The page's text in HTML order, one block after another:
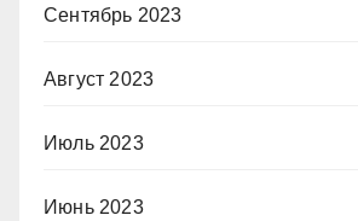
Сентябрь 2023
Август 2023
Июль 2023
Июнь 2023